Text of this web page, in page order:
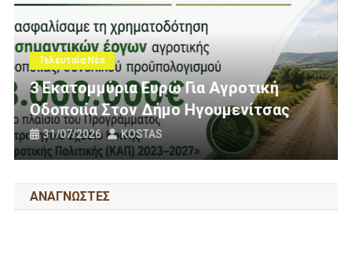
Τελευταία Νέα
Πολίτες Θεσπρωτίας Ενάντια Στις
Ανεμογεννήτριες: Ποιον Ενοχλούν
Πανό Μας;
25/07/2026 KOSTAS
ΑΝΑΓΝΩΣΤΕΣ